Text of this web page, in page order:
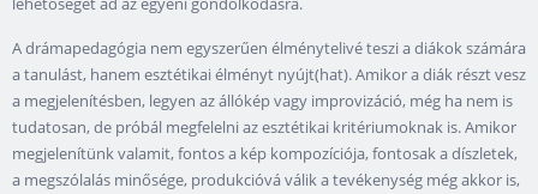
A drámapedagógia nem egyszerűen élménytelivé teszi a diákok számára
a tanulást, hanem esztétikai élményt nyújt(hat). Amikor a diák részt vesz
a megjelenítésben, legyen az állókép vagy improvizáció, még ha nem is
tudatosan, de próbál megfelelni az esztétikai kritériumoknak is. Amikor
megjelenítünk valamit, fontos a kép kompozíciója, fontosak a díszletek,
a megszólalás minősége, produkcióvá válik a tevékenység még akkor is,